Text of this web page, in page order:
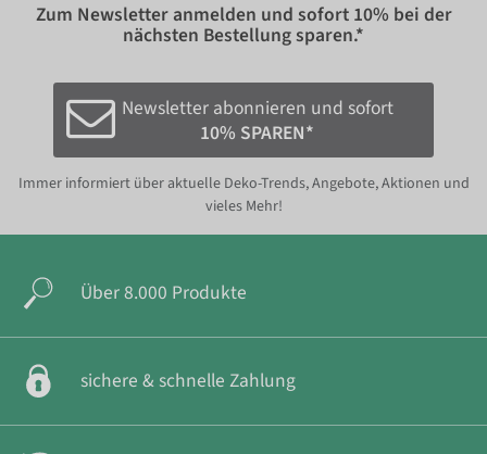
Zum Newsletter anmelden und sofort 10% bei der
nächsten Bestellung sparen.*
Newsletter abonnieren und sofort
10% SPAREN*
Immer informiert über aktuelle Deko-Trends, Angebote, Aktionen und
vieles Mehr!
Über 8.000 Produkte
sichere & schnelle Zahlung